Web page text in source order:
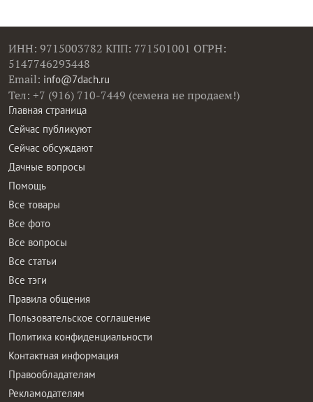
ИНН: 9715003782 КПП: 771501001 ОГРН:
5147746293448
Email: info@7dach.ru
Тел: +7 (916) 710-7449 (семена не продаем!)
Главная страница
Сейчас публикуют
Сейчас обсуждают
Дачные вопросы
Помощь
Все товары
Все фото
Все вопросы
Все статьи
Все тэги
Правила общения
Пользовательское соглашение
Политика конфиденциальности
Контактная информация
Правообладателям
Рекламодателям